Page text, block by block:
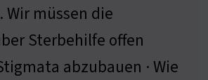
Wir müssen die
Sterbehilfe offen
abzubauen · Wie